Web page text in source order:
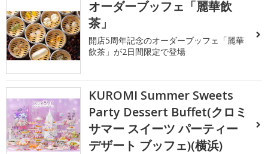
オーダーブッフェ「麗華飲
茶」
開店5周年記念のオーダーブッフェ「麗華
飲茶」が2日間限定で登場
KUROMI Summer Sweets
Party Dessert Buffet(クロミ
サマー スイーツ パーティー
デザート ブッフェ)(横浜)